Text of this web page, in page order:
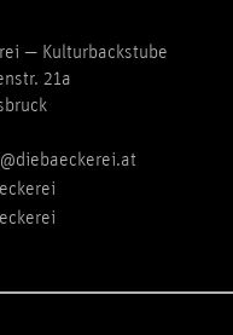
— Kulturbackstube
21a